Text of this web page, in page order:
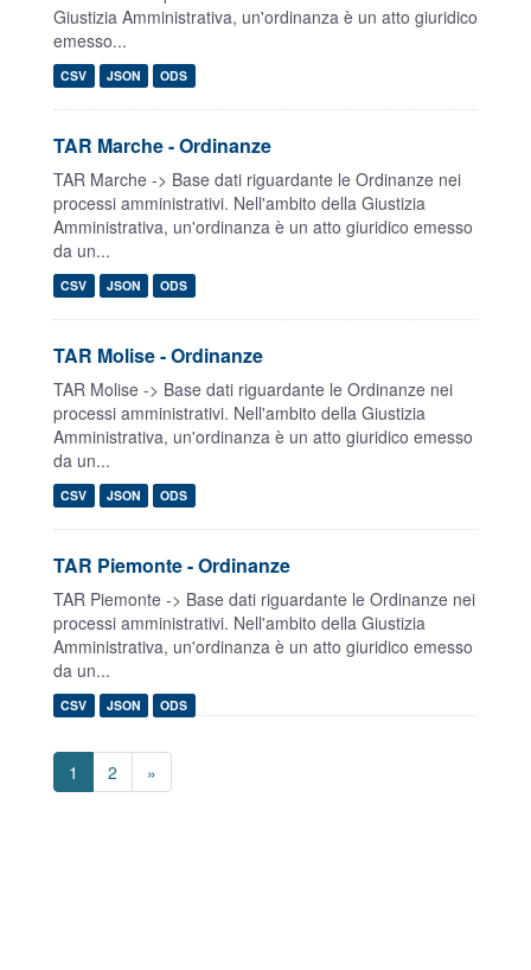
Giustizia Amministrativa, un'ordinanza è un atto giuridico
emesso...
CSV JSON ODS
TAR Marche - Ordinanze
TAR Marche -> Base dati riguardante le Ordinanze nei
processi amministrativi. Nell'ambito della Giustizia
Amministrativa, un'ordinanza è un atto giuridico emesso
da un...
CSV JSON ODS
TAR Molise - Ordinanze
TAR Molise -> Base dati riguardante le Ordinanze nei
processi amministrativi. Nell'ambito della Giustizia
Amministrativa, un'ordinanza è un atto giuridico emesso
da un...
CSV JSON ODS
TAR Piemonte - Ordinanze
TAR Piemonte -> Base dati riguardante le Ordinanze nei
processi amministrativi. Nell'ambito della Giustizia
Amministrativa, un'ordinanza è un atto giuridico emesso
da un...
CSV JSON ODS
1 2 »